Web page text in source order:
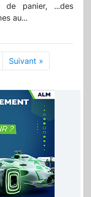
panier, ...des
au...
Suivant »